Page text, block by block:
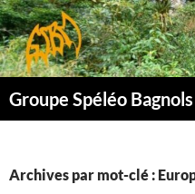
Aller
au
contenu
Groupe Spéléo
Archives par mot-clé :